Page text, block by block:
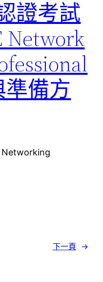
證考試
Network
備方
Networking
下一頁 →